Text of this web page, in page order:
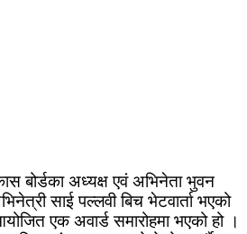
बोर्डका अध्यक्ष एवं अभिनेता भुवन
साई पल्लवी बिच भेटवार्ता भएको
एक अवार्ड समारोहमा भएको हो ।